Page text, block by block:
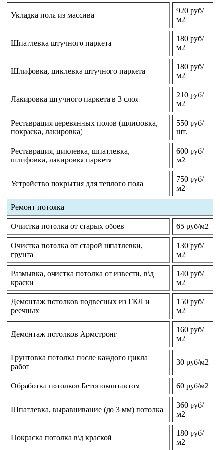
Укладка пола из массива
920 руб/
м2
Шпатлевка штучного паркета
180 руб/
м2
Шлифовка, циклевка штучного паркета
180 руб/
м2
Лакировка штучного паркета в 3 слоя
210 руб/
м2
Реставрация деревянных полов (шлифовка,
покраска, лакировка)
550 руб/
шт.
Реставрация, циклевка, шпатлевка,
шлифовка, лакировка паркета
600 руб/
м2
Устройство покрытия для теплого пола
750 руб/
м2
Ремонт потолка
Очистка потолка от старых обоев 65 руб/м2
Очистка потолка от старой шпатлевки,
грунта
130 руб/
м2
Размывка, очистка потолка от извести, в\д
краски
140 руб/
м2
Демонтаж потолков подвесных из ГКЛ и
реечных
150 руб/
м2
Демонтаж потолков Армстронг
160 руб/
м2
Грунтовка потолка после каждого цикла
работ
30 руб/м2
Обработка потолков Бетоноконтактом 60 руб/м2
Шпатлевка, выравнивание (до 3 мм) потолка
360 руб/
м2
Покраска потолка в\д краской
180 руб/
м2